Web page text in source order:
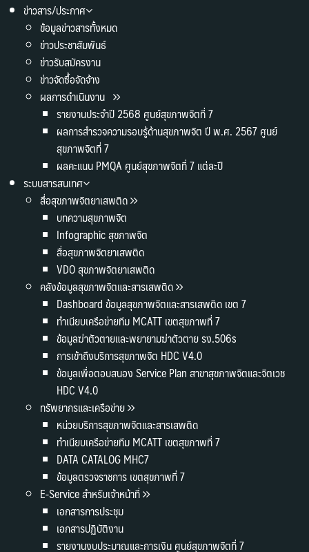
ข่าวสาร/ประกาศ
ข้อมูลข่าวสารทั้งหมด
ข่าวประชาสัมพันธ์
ข่าวรับสมัครงาน
ข่าวจัดซื้อจัดจ้าง
ผลการดำเนินงาน
รายงานประจำปี 2568 ศูนย์สุขภาพจิตที่ 7
ผลการสำรวจความรอบรู้ด้านสุขภาพจิต ปี พ.ศ. 2567 ศูนย์
สุขภาพจิตที่ 7
ผลคะแนน PMQA ศูนย์สุขภาพจิตที่ 7 แต่ละปี
ระบบสารสนเทศ
สื่อสุขภาพจิตยาเสพติด
บทความสุขภาพจิต
Infographic สุขภาพจิต
สื่อสุขภาพจิตยาเสพติด
VDO สุขภาพจิตยาเสพติด
คลังข้อมูลสุขภาพจิตและสารเสพติด
Dashboard ข้อมูลสุขภาพจิตและสารเสพติด เขต 7
ทำเนียบเครือข่ายทีม MCATT เขตสุขภาพที่ 7
ข้อมูลฆ่าตัวตายและพยายามฆ่าตัวตาย รง.506s
การเข้าถึงบริการสุขภาพจิต HDC V4.0
ข้อมูลเพื่อตอบสนอง Service Plan สาขาสุขภาพจิตและจิตเวช
HDC V4.0
ทรัพยากรและเครือข่าย
หน่วยบริการสุขภาพจิตและสารเสพติด
ทำเนียบเครือข่ายทีม MCATT เขตสุขภาพที่ 7
DATA CATALOG MHC7
ข้อมูลตรวจราชการ เขตสุขภาพที่ 7
E-Service สำหรับเจ้าหน้าที่
เอกสารการประชุม
เอกสารปฏิบัติงาน
รายงานงบประมาณและการเงิน ศูนย์สุขภาพจิตที่ 7